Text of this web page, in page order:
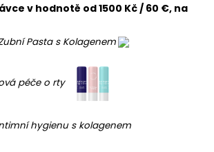
v hodnotě od 1500 Kč / 60 €, na
Pasta s Kolagenem
péče o rty
hygienu s kolagenem